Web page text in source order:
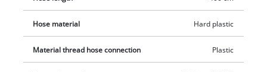
Hose material Hard plastic
Material thread hose connection Plastic